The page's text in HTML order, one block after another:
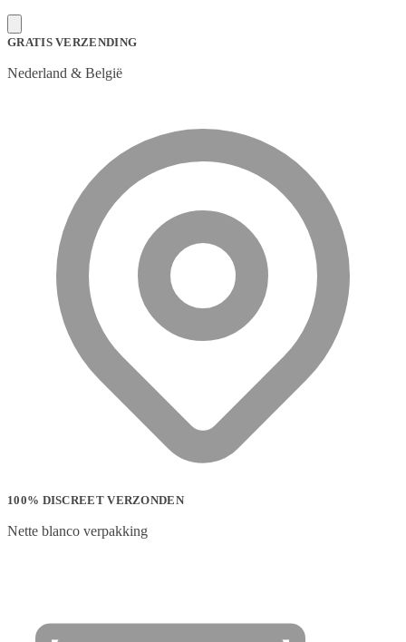
GRATIS VERZENDING
Nederland & België
100% DISCREET VERZONDEN
Nette blanco verpakking